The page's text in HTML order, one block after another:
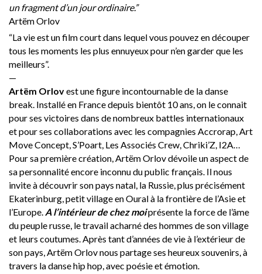
un fragment d’un jour ordinaire.”
Artëm Orlov
“La vie est un film court dans lequel vous pouvez en découper
tous les moments les plus ennuyeux pour n’en garder que les
meilleurs”.
—
Artëm Orlovest une figure incontournable de la danse
break. Installé en France depuis bientôt 10 ans, on le connait
pour ses victoires dans de nombreux battles internationaux
et pour ses collaborations avec les compagnies Accrorap, Art
Move Concept, S’Poart, Les Associés Crew, Chriki’Z, I2A…
Pour sa première création, Artëm Orlov dévoile un aspect de
sa personnalité encore inconnu du public français. Il nous
invite à découvrir son pays natal, la Russie, plus précisément
Ekaterinburg, petit village en Oural à la frontière de l’Asie et
l’Europe. A l’intérieur de chez moiprésente la force de l’âme
du peuple russe, le travail acharné des hommes de son village
et leurs coutumes. Après tant d’années de vie à l’extérieur de
son pays, Artëm Orlov nous partage ses heureux souvenirs, à
travers la danse hip hop, avec poésie et émotion.